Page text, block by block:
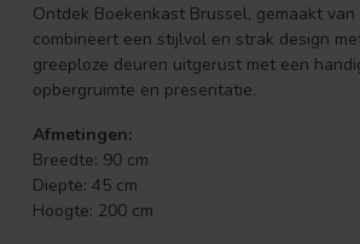
Ontdek Boekenkast Brussel, gemaakt
combineert een stijlvol en strak design
greeploze deuren uitgerust met een
opbergruimte en presentatie.
Afmetingen:
Breedte: 90 cm
Diepte: 45 cm
Hoogte: 200 cm